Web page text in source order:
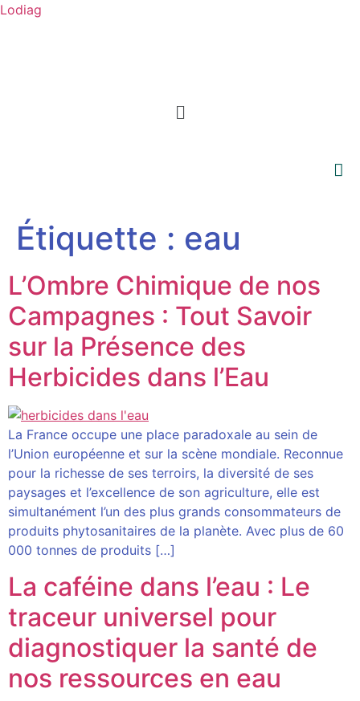
Lodiag
Étiquette : eau
L’Ombre Chimique de nos
Campagnes : Tout Savoir
sur la Présence des
Herbicides dans l’Eau
La France occupe une place paradoxale au sein de
l’Union européenne et sur la scène mondiale. Reconnue
pour la richesse de ses terroirs, la diversité de ses
paysages et l’excellence de son agriculture, elle est
simultanément l’un des plus grands consommateurs de
produits phytosanitaires de la planète. Avec plus de 60
000 tonnes de produits […]
La caféine dans l’eau : Le
traceur universel pour
diagnostiquer la santé de
nos ressources en eau